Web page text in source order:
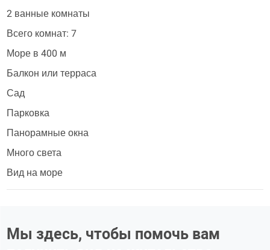
2 ванные комнаты
Всего комнат: 7
Море в 400 м
Балкон или терраса
Сад
Парковка
Панорамные окна
Много света
Вид на море
Мы здесь, чтобы помочь вам